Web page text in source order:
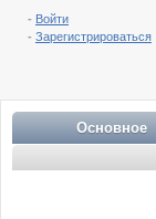
- Войти
- Зарегистрироваться
Основное